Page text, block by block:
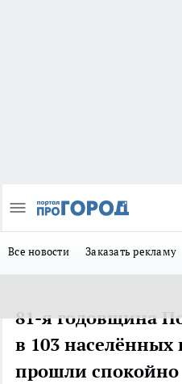
Все новости Заказать рекламу
81-я годовщина
в 103 населённых
прошли спокойно